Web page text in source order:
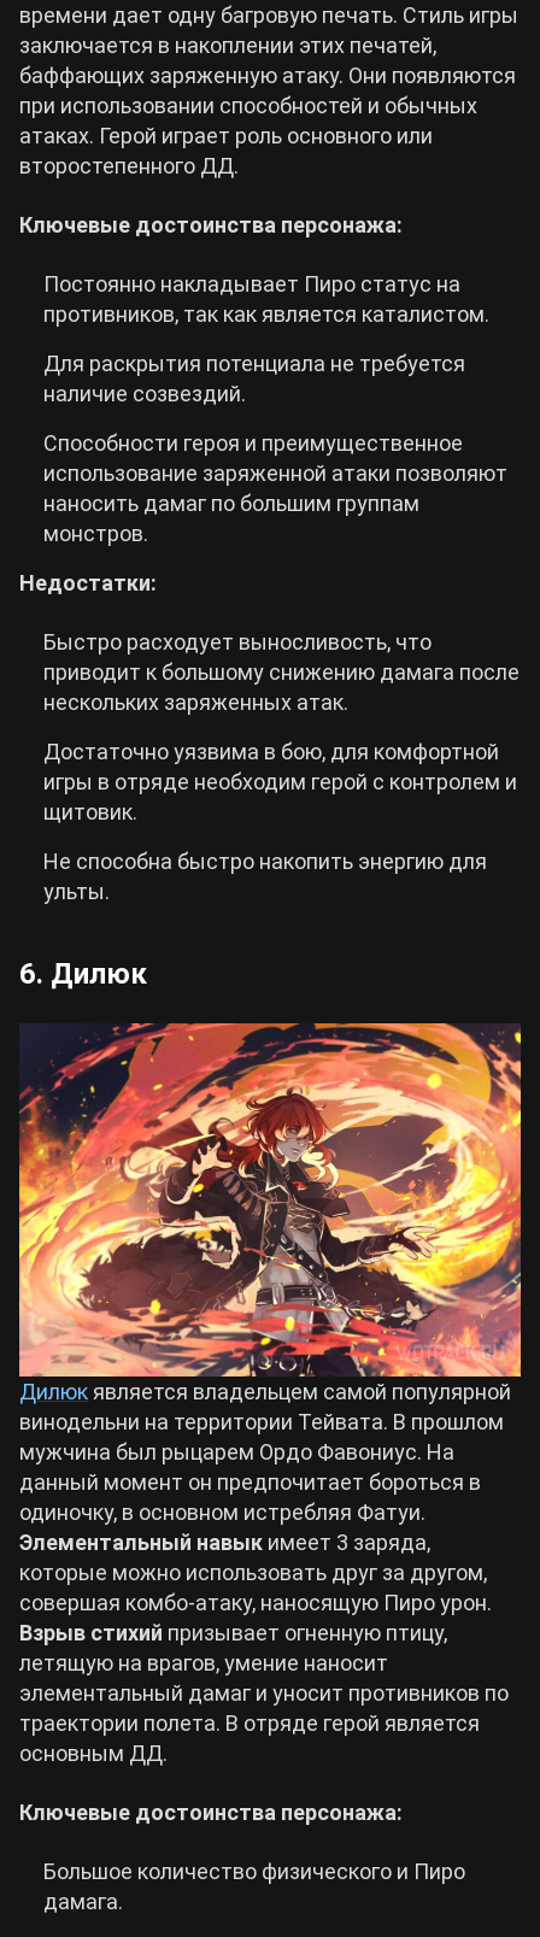
времени дает одну багровую печать. Стиль игры
заключается в накоплении этих печатей,
баффающих заряженную атаку. Они появляются
при использовании способностей и обычных
атаках. Герой играет роль основного или
второстепенного ДД.
Ключевые достоинства персонажа:
Постоянно накладывает Пиро статус на
противников, так как является каталистом.
Для раскрытия потенциала не требуется
наличие созвездий.
Способности героя и преимущественное
использование заряженной атаки позволяют
наносить дамаг по большим группам
монстров.
Недостатки:
Быстро расходует выносливость, что
приводит к большому снижению дамага после
нескольких заряженных атак.
Достаточно уязвима в бою, для комфортной
игры в отряде необходим герой с контролем и
щитовик.
Не способна быстро накопить энергию для
ульты.
6. Дилюк
Дилюк является владельцем самой популярной
винодельни на территории Тейвата. В прошлом
мужчина был рыцарем Ордо Фавониус. На
данный момент он предпочитает бороться в
одиночку, в основном истребляя Фатуи.
Элементальный навык имеет 3 заряда,
которые можно использовать друг за другом,
совершая комбо-атаку, наносящую Пиро урон.
Взрыв стихий призывает огненную птицу,
летящую на врагов, умение наносит
элементальный дамаг и уносит противников по
траектории полета. В отряде герой является
основным ДД.
Ключевые достоинства персонажа:
Большое количество физического и Пиро
дамага.